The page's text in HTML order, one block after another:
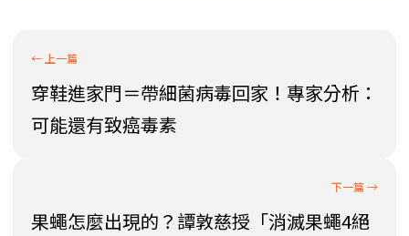
穿鞋進家門＝帶細菌病毒回家！專家分析：
可能還有致癌毒素
果蠅怎麼出現的？譚敦慈授「消滅果蠅4絕